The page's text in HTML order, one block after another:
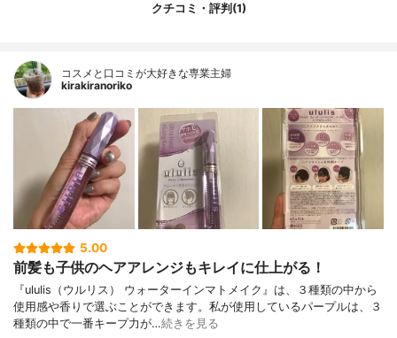
クチコミ・評判(1)
コスメと口コミが大好きな専業主婦
kirakiranoriko
5.00
前髪も子供のヘアアレンジもキレイに仕上がる！
『ululis（ウルリス） ウォーターインマトメイク』は、３種類の中から
使用感や香りで選ぶことができます。私が使用しているパープルは、３
種類の中で一番キープ力が…続きを見る